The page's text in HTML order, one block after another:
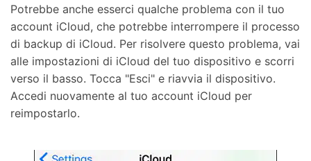
Potrebbe anche esserci qualche problema con il tuo
account iCloud, che potrebbe interrompere il processo
di backup di iCloud. Per risolvere questo problema, vai
alle impostazioni di iCloud del tuo dispositivo e scorri
verso il basso. Tocca "Esci" e riavvia il dispositivo.
Accedi nuovamente al tuo account iCloud per
reimpostarlo.